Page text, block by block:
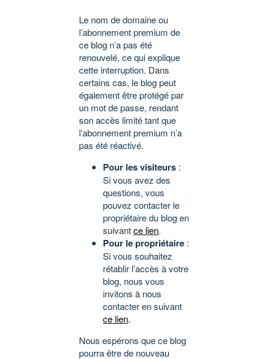
Le nom de domaine ou
l’abonnement premium de
ce blog n’a pas été
renouvelé, ce qui explique
cette interruption. Dans
certains cas, le blog peut
également être protégé par
un mot de passe, rendant
son accès limité tant que
l’abonnement premium n’a
pas été réactivé.
Pour les visiteurs :
Si vous avez des
questions, vous
pouvez contacter le
propriétaire du blog en
suivantce lien.
Pour le propriétaire :
Si vous souhaitez
rétablir l’accès à votre
blog, nous vous
invitons à nous
contacter en suivant
ce lien.
Nous espérons que ce blog
pourra être de nouveau